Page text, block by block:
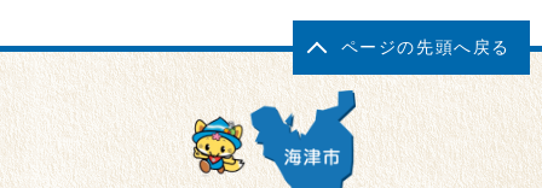
ページの先頭へ戻る